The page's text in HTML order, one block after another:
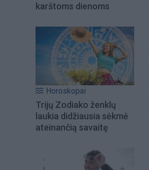
karštoms dienoms
Horoskopai
Trijų Zodiako ženklų
laukia didžiausia sėkmė
ateinančią savaitę